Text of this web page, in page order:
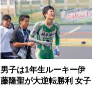
男子は1年生ルーキー伊
藤隆聖が大逆転勝利 女子